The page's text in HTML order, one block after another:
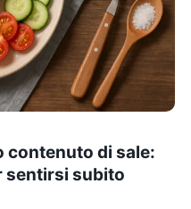
contenuto di sale:
sentirsi subito